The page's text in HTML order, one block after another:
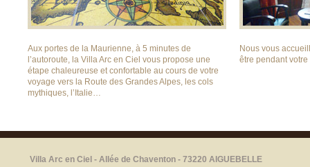
Aux portes de la Maurienne, à 5 minutes de
l’autoroute, la Villa Arc en Ciel vous propose une
étape chaleureuse et confortable au cours de votre
voyage vers la Route des Grandes Alpes, les cols
mythiques, l’Italie…
Nous vous
être pendant votre
Villa Arc en Ciel - Allée de Chaventon - 73220 AIGUEBELLE